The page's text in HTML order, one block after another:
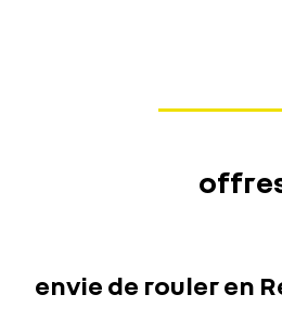
envie de rouler en